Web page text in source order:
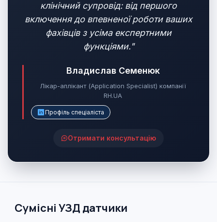
клінічний супровід: від першого
включення до впевненої роботи ваших
фахівців з усіма експертними
функціями."
Владислав Семенюк
Лікар-аплікант (Application Specialist) компанії
RH.UA
Профіль спеціаліста
Отримати консультацію
Сумісні УЗД датчики